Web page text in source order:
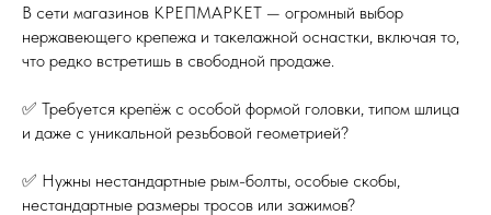
В сети магазинов КРЕПМАРКЕТ — огромный выбор
нержавеющего крепежа и такелажной оснастки, включая то,
что редко встретишь в свободной продаже.
✅ Требуется крепёж с особой формой головки, типом шлица
и даже с уникальной резьбовой геометрией?
✅ Нужны нестандартные рым-болты, особые скобы,
нестандартные размеры тросов или зажимов?